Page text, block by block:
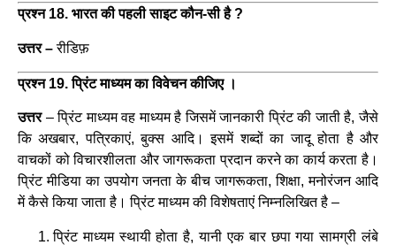
प्रश्न 18. भारत की पहली साइट कौन-सी है ?
उत्तर –रीडिफ़
प्रश्न 19. प्रिंट माध्यम का विवेचन कीजिए ।
उत्तर– प्रिंट माध्यम वह माध्यम है जिसमें जानकारी प्रिंट की जाती है, जैसे
कि अखबार, पत्रिकाएं, बुक्स आदि। इसमें शब्दों का जादू होता है और
वाचकों को विचारशीलता और जागरूकता प्रदान करने का कार्य करता है।
प्रिंट मीडिया का उपयोग जनता के बीच जागरूकता, शिक्षा, मनोरंजन आदि
में कैसे किया जाता है। प्रिंट माध्यम की विशेषताएं निम्नलिखित है –
प्रिंट माध्यम स्थायी होता है, यानी एक बार छपा गया सामग्री लंबे